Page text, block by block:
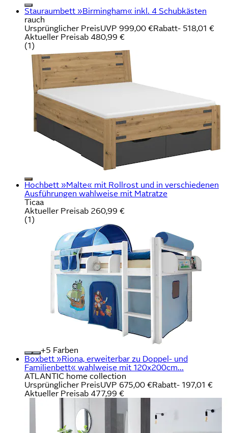
Stauraumbett »Birmingham« inkl. 4 Schubkästen
rauch
Ursprünglicher PreisUVP 999,00 €Rabatt- 518,01 €
Aktueller Preisab 480,99 €
(1)
Hochbett »Malte« mit Rollrost und in verschiedenen
Ausführungen wahlweise mit Matratze
Ticaa
Aktueller Preisab 260,99 €
(1)
+
Farben
Boxbett »Riona, erweiterbar zu Doppel- und
Familienbett« wahlweise mit 120x200cm...
ATLANTIC home collection
Ursprünglicher PreisUVP 675,00 €Rabatt- 197,01 €
Aktueller Preisab 477,99 €